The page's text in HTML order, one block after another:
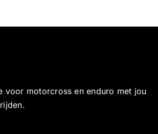
voor motorcross en enduro met jou